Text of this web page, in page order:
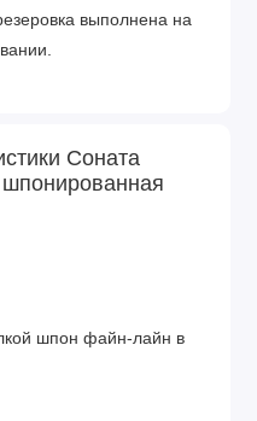
выполнена на
Соната
шпон файн-лайн в